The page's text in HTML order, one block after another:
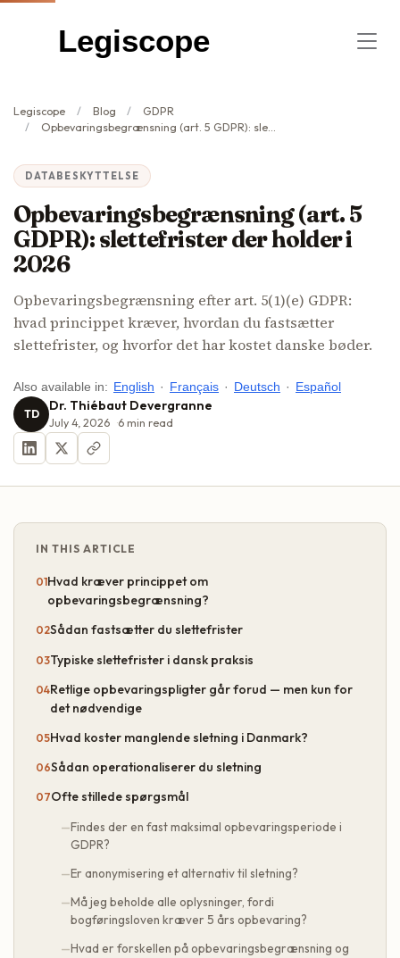
Legiscope
Legiscope Blog
GDPR
Opbevaringsbegrænsning (art. 5 GDPR): slettefrister der holder i 2026
DATABESKYTTELSE
Opbevaringsbegrænsning (art. 5
GDPR): slettefrister der holder i
2026
Opbevaringsbegrænsning efter art. 5(1)(e) GDPR:
hvad princippet kræver, hvordan du fastsætter
slettefrister, og hvorfor det har kostet danske bøder.
Also available in: English · Français · Deutsch · Español
TD Dr. Thiébaut Devergranne
July 4, 2026 6 min read
IN THIS ARTICLE
Hvad kræver princippet om
opbevaringsbegrænsning?
Sådan fastsætter du slettefrister
Typiske slettefrister i dansk praksis
Retlige opbevaringspligter går forud — men kun for
det nødvendige
Hvad koster manglende sletning i Danmark?
Sådan operationaliserer du sletning
Ofte stillede spørgsmål
Findes der en fast maksimal opbevaringsperiode i
GDPR?
Er anonymisering et alternativ til sletning?
Må jeg beholde alle oplysninger, fordi
bogføringsloven kræver 5 års opbevaring?
Hvad er forskellen på opbevaringsbegrænsning og